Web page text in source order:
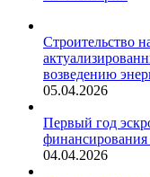
Строительство
возведению
05.04.2026
Первый год
04.04.2026